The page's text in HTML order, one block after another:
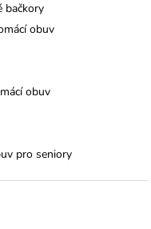
bačkory
obuv
obuv
pro seniory